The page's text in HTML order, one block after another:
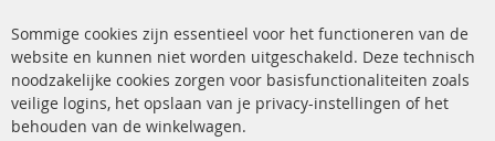
Katalysator (KAT)
sensoren
FAQ
Verzendingskosten
Contact
Annuleer contract
Sommige cookies zijn essentieel voor het functioneren van de
website en kunnen niet worden uitgeschakeld. Deze technisch
noodzakelijke cookies zorgen voor basisfunctionaliteiten zoals
veilige logins, het opslaan van je privacy-instellingen of het
behouden van de winkelwagen.